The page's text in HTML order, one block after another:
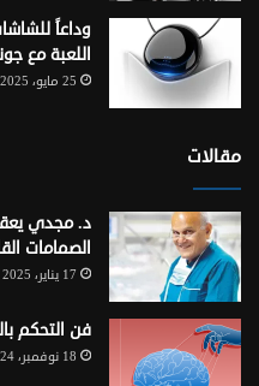
اللعبة مع
25 مايو، 2025
مقالات
د. مجدي
الصمامات
17 يناير، 2025
فن التحكم
18 نوفمبر، 2024